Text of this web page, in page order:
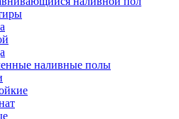
наливные полы